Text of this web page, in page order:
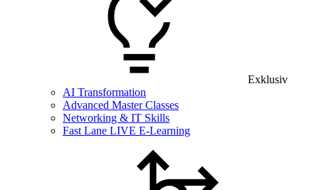
Exklusiv
AI Transformation
Advanced Master Classes
Networking & IT Skills
Fast Lane LIVE E-Learning